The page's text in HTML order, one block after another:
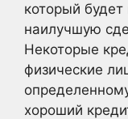
который
наилучшую
Некоторые
физические
хороший